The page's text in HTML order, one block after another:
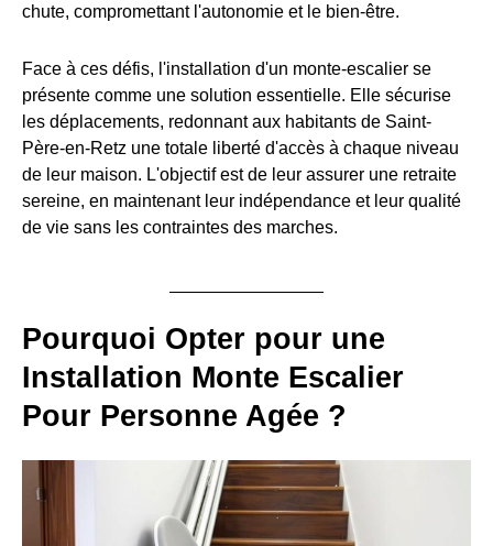
chute, compromettant l'autonomie et le bien-être.
Face à ces défis, l'installation d'un monte-escalier se
présente comme une solution essentielle. Elle sécurise
les déplacements, redonnant aux habitants de Saint-
Père-en-Retz une totale liberté d'accès à chaque niveau
de leur maison. L'objectif est de leur assurer une retraite
sereine, en maintenant leur indépendance et leur qualité
de vie sans les contraintes des marches.
Pourquoi Opter pour une
Installation Monte Escalier
Pour Personne Agée ?